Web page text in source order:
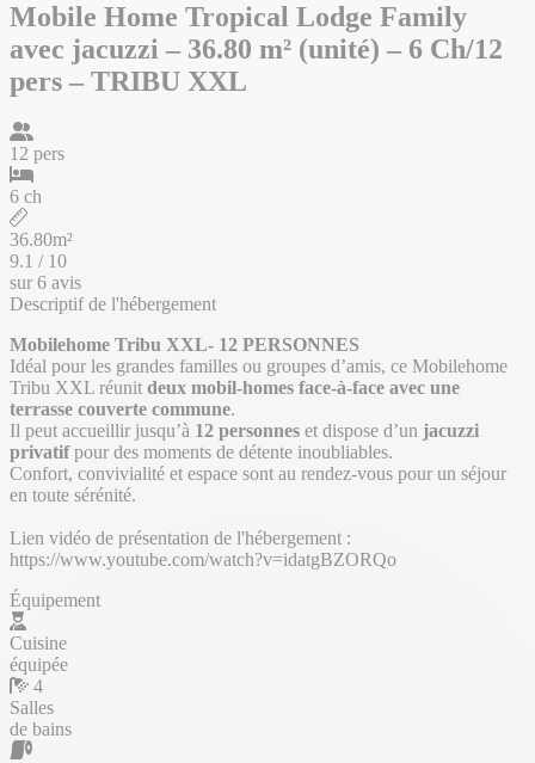
Mobile Home Tropical Lodge Family
avec jacuzzi – 36.80 m² (unité) – 6 Ch/12
pers – TRIBU XXL
12 pers
6 ch
36.80m²
9.1 / 10
sur 6 avis
Descriptif de l'hébergement
Mobilehome Tribu XXL- 12 PERSONNES
Idéal pour les grandes familles ou groupes d’amis, ce Mobilehome
Tribu XXL réunit deux mobil-homes face-à-face avec une
terrasse couverte commune.
Il peut accueillir jusqu’à 12 personnes et dispose d’un jacuzzi
privatifpour des moments de détente inoubliables.
Confort, convivialité et espace sont au rendez-vous pour un séjour
en toute sérénité.
Lien vidéo de présentation de l'hébergement :
https://www.youtube.com/watch?v=idatgBZORQo
Équipement
Cuisine
équipée
4
Salles
de bains